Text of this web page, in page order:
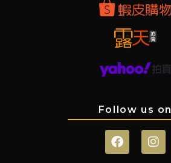
Follow us on